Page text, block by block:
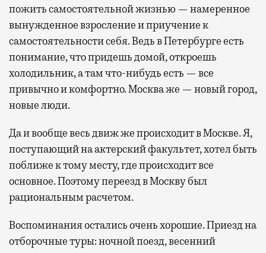
пожить самостоятельной жизнью — намеренное
вынужденное взросление и приучение к
самостоятельности себя. Ведь в Петербурге есть
понимание, что придешь домой, откроешь
холодильник, а там что-нибудь есть — все
привычно и комфортно. Москва же — новый город,
новые люди.
Да и вообще весь движ же происходит в Москве. Я,
поступающий на актерский факультет, хотел быть
поближе к тому месту, где происходит все
основное. Поэтому переезд в Москву был
рациональным расчетом.
Воспоминания остались очень хорошие. Приезд на
отборочные туры: ночной поезд, весенний